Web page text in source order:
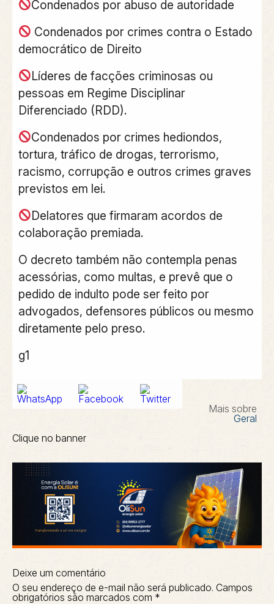
Condenados por abuso de autoridade
Condenados por crimes contra o Estado
democrático de Direito
Líderes de facções criminosas ou
pessoas em Regime Disciplinar
Diferenciado (RDD).
Condenados por crimes hediondos,
tortura, tráfico de drogas, terrorismo,
racismo, corrupção e outros crimes graves
previstos em lei.
Delatores que firmaram acordos de
colaboração premiada.
O decreto também não contempla penas
acessórias, como multas, e prevê que o
pedido de indulto pode ser feito por
advogados, defensores públicos ou mesmo
diretamente pelo preso.
g1
Mais sobre
Geral
Clique no banner
Deixe um comentário
O seu endereço de e-mail não será publicado. Campos
obrigatórios são marcados com *